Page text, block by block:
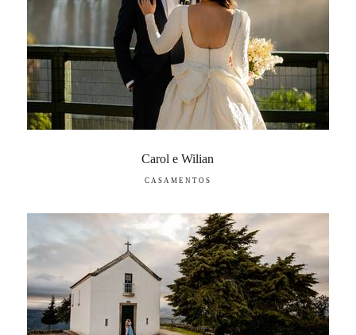
Carol e Wilian
CASAMENTOS